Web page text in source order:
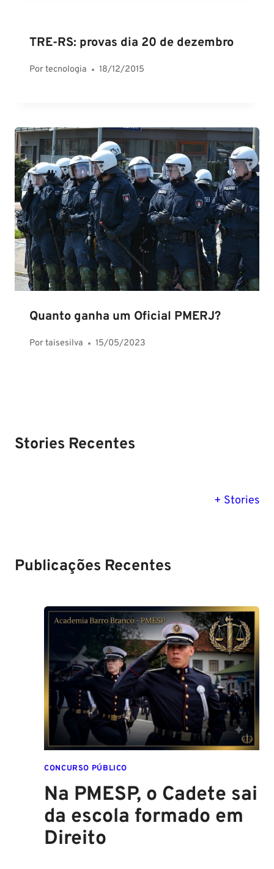
TRE-RS: provas dia 20 de dezembro
Portecnologia 18/12/2015
Quanto ganha um Oficial PMERJ?
Portaisesilva 15/05/2023
Stories Recentes
+ Stories
MG:
Publicações Recentes
CONCURSO PÚBLICO
Na PMESP, o Cadete sai
da escola formado em
Direito